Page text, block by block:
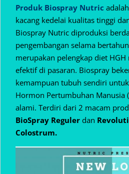
Produk Biospray Nutric
kacang kedelai kualitas tinggi
Biospray Nutric diproduksi
pengembangan selama
merupakan pelengkap diet
efektif di pasaran. Biospray
kemampuan tubuh sendiri
Hormon Pertumbuhan Manusia
alami. Terdiri dari 2 macam
BioSpray Reguler dan
Colostrum.